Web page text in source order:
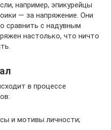
например, эпикурейцы
— за напряжение. Они
сравнить с надувным
настолько, что ничто
в процессе
и мотивы личности;